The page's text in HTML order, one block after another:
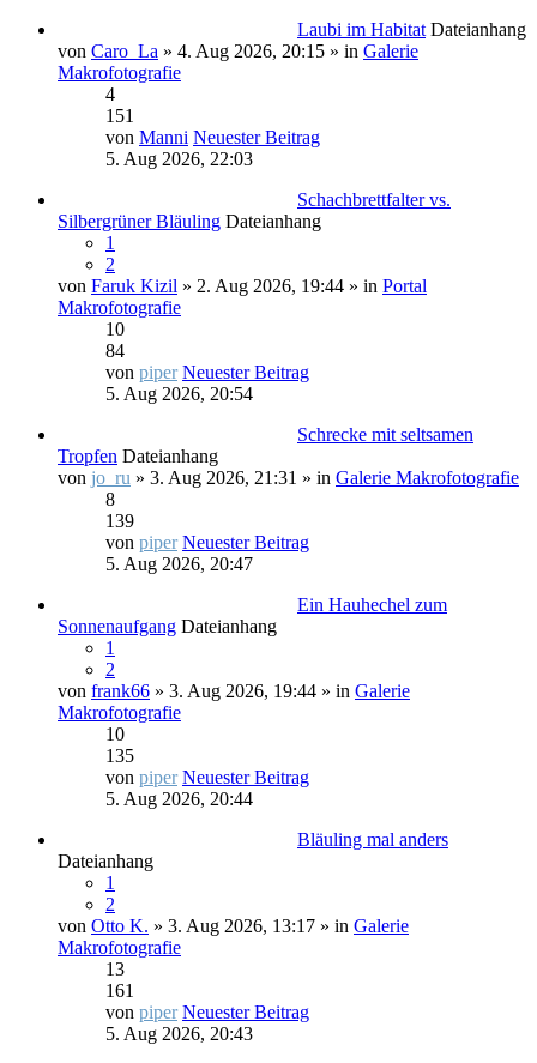
Laubi im Habitat Dateianhang
von Caro_La » 4. Aug 2026, 20:15 » in Galerie
Makrofotografie
4
151
von Manni Neuester Beitrag
5. Aug 2026, 22:03
Schachbrettfalter vs.
Silbergrüner Bläuling Dateianhang
1
2
von Faruk Kizil » 2. Aug 2026, 19:44 » in Portal
Makrofotografie
10
84
von piper Neuester Beitrag
5. Aug 2026, 20:54
Schrecke mit seltsamen
Tropfen Dateianhang
von jo_ru » 3. Aug 2026, 21:31 » in Galerie Makrofotografie
8
139
von piper Neuester Beitrag
5. Aug 2026, 20:47
Ein Hauhechel zum
Sonnenaufgang Dateianhang
1
2
von frank66 » 3. Aug 2026, 19:44 » in Galerie
Makrofotografie
10
135
von piper Neuester Beitrag
5. Aug 2026, 20:44
Bläuling mal anders
Dateianhang
1
2
von Otto K. » 3. Aug 2026, 13:17 » in Galerie
Makrofotografie
13
161
von piper Neuester Beitrag
5. Aug 2026, 20:43